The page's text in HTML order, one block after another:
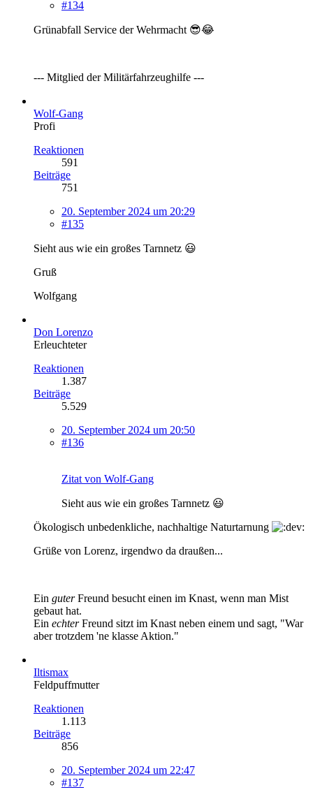
#134
Grünabfall Service der Wehrmacht 😎😂
--- Mitglied der Militärfahrzeughilfe ---
Wolf-Gang
Profi
Reaktionen
591
Beiträge
751
20. September 2024 um 20:29
#135
Sieht aus wie ein großes Tarnnetz 😃
Gruß
Wolfgang
Don Lorenzo
Erleuchteter
Reaktionen
1.387
Beiträge
5.529
20. September 2024 um 20:50
#136
Zitat von Wolf-Gang
Sieht aus wie ein großes Tarnnetz 😃
Ökologisch unbedenkliche, nachhaltige Naturtarnung
Grüße von Lorenz, irgendwo da draußen...
Ein guterFreund besucht einen im Knast, wenn man Mist
gebaut hat.
Ein echterFreund sitzt im Knast neben einem und sagt, "War
aber trotzdem 'ne klasse Aktion."
Iltismax
Feldpuffmutter
Reaktionen
1.113
Beiträge
856
20. September 2024 um 22:47
#137